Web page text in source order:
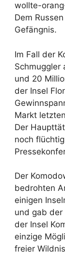
wollte-
Dem
Gefängnis.
Im Fall der
Schmuggler
und 20
der Insel
Markt
Der
noch
Der
bedrohten
einigen
und gab der
der Insel
einzige
freier